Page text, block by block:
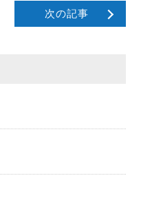
次の記事